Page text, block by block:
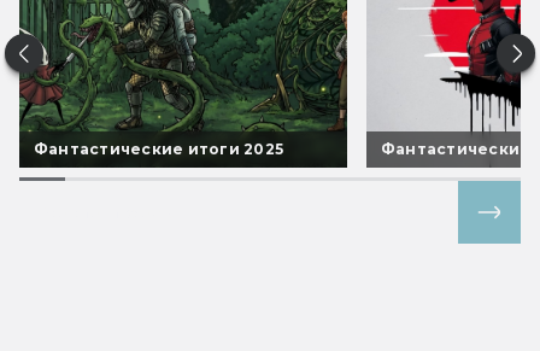
Фантастические итоги 2025 Фантастические